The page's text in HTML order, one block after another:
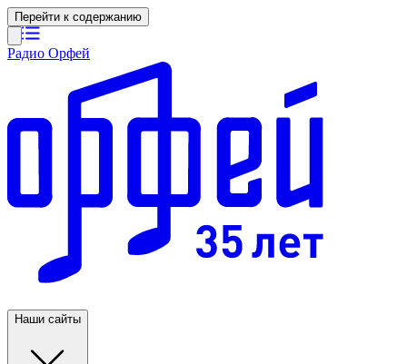
Перейти к содержанию
Радио Орфей
Наши сайты